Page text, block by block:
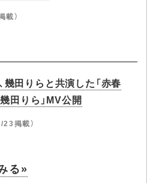
）
幾田りらと共演した「赤春
田りら」MV公開
掲載）
る»